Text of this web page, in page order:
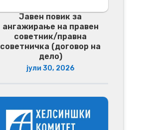
Јавен повик за
ангажирање на правен
советник/правна
советничка (договор на
дело)
јули 30, 2026